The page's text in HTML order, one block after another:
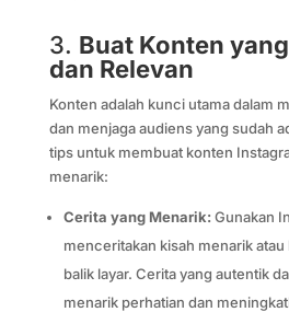
3. Buat Konten
dan Relevan
Konten adalah kunci utama dalam
dan menjaga audiens yang sudah
tips untuk membuat konten
menarik:
Cerita yang Menarik: Gunakan
menceritakan kisah menarik
balik layar. Cerita yang autentik
menarik perhatian dan